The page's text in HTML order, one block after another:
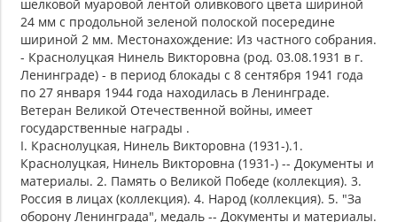
шелковой муаровой лентой оливкового цвета шириной
24 мм с продольной зеленой полоской посередине
шириной 2 мм. Местонахождение: Из частного собрания.
- Краснолуцкая Нинель Викторовна (род. 03.08.1931 в г.
Ленинграде) - в период блокады с 8 сентября 1941 года
по 27 января 1944 года находилась в Ленинграде.
Ветеран Великой Отечественной войны, имеет
государственные награды .
I. Краснолуцкая, Нинель Викторовна (1931-).1.
Краснолуцкая, Нинель Викторовна (1931-) -- Документы и
материалы. 2. Память о Великой Победе (коллекция). 3.
Россия в лицах (коллекция). 4. Народ (коллекция). 5. "За
оборону Ленинграда", медаль -- Документы и материалы.